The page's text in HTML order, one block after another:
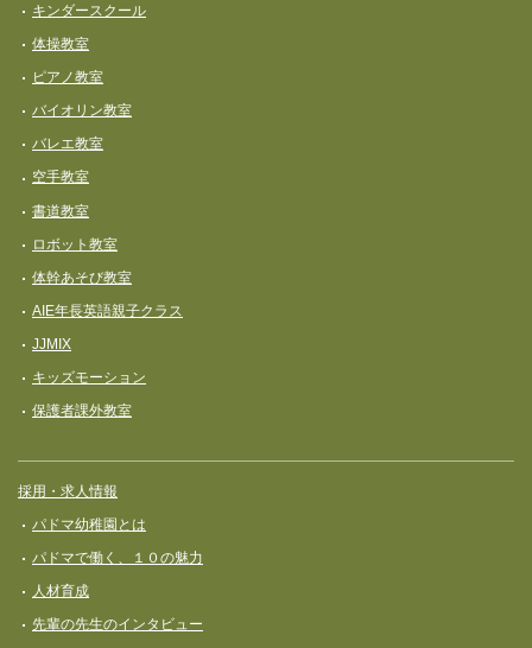
キンダースクール
体操教室
ピアノ教室
バイオリン教室
バレエ教室
空手教室
書道教室
ロボット教室
体幹あそび教室
AIE年長英語親子クラス
JJMIX
キッズモーション
保護者課外教室
採用・求人情報
パドマ幼稚園とは
パドマで働く、１０の魅力
人材育成
先輩の先生のインタビュー